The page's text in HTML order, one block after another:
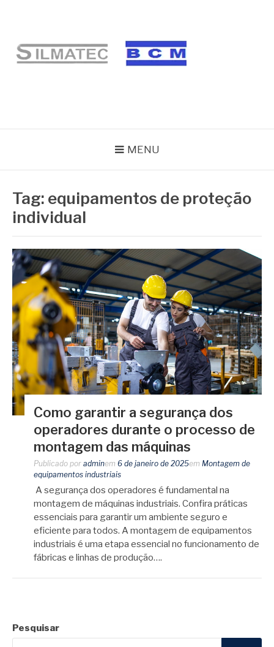
conteúdo
MENU
Tag: equipamentos de proteção
individual
Como garantir a segurança dos
operadores durante o processo de
montagem das máquinas
Publicado por adminem 6 de janeiro de 2025em Montagem de
equipamentos industriais
A segurança dos operadores é fundamental na
montagem de máquinas industriais. Confira práticas
essenciais para garantir um ambiente seguro e
eficiente para todos. A montagem de equipamentos
industriais é uma etapa essencial no funcionamento de
fábricas e linhas de produção….
Pesquisar